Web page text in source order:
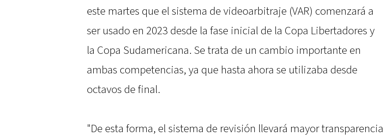
este martes que el sistema de videoarbitraje (VAR) comenzará a
ser usado en 2023 desde la fase inicial de la Copa Libertadores y
la Copa Sudamericana. Se trata de un cambio importante en
ambas competencias, ya que hasta ahora se utilizaba desde
octavos de final.
"De esta forma, el sistema de revisión llevará mayor transparencia